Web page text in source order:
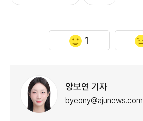
1
양보연 기자
byeony@ajunews.com